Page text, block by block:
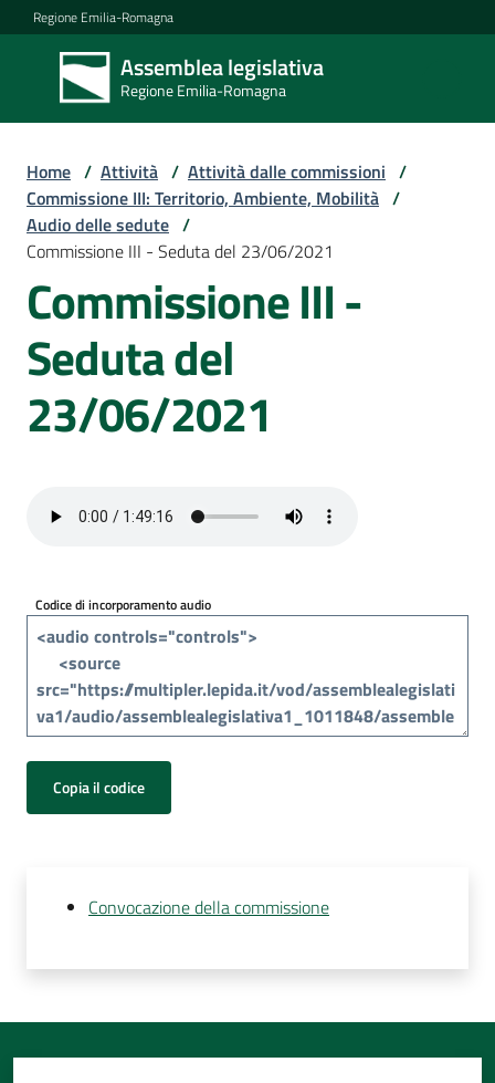
Vai al contenuto
Vai alla navigazione
Vai al footer
Regione Emilia-Romagna
Assemblea legislativa
Regione Emilia-Romagna
Assemblea
legislativa
Regione Emilia-
Assemblea
Attività
Argomenti
Per
cittadini
Home / Attività / Attività dalle commissioni /
Commissione III: Territorio, Ambiente, Mobilità /
Audio delle sedute /
Commissione III - Seduta del 23/06/2021
Commissione III -
Seduta del
23/06/2021
Codice di incorporamento audio
Copia il codice
Convocazione della commissione